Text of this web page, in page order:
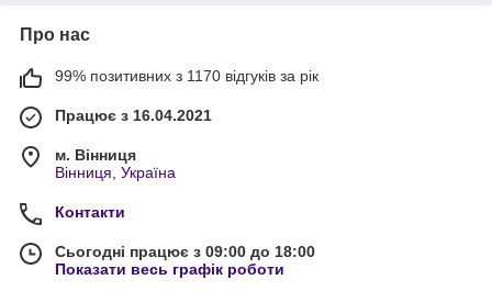
Про нас
99% позитивних з 1170 відгуків за рік
Працює з 16.04.2021
м. Вінниця
Вінниця, Україна
Контакти
Сьогодні працює з 09:00 до 18:00
Показати весь графік роботи